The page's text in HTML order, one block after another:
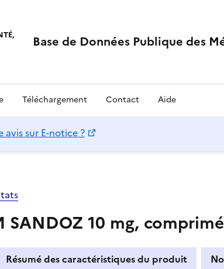
Base de Données Publique des
Téléchargement Contact Aide
avis sur E-notice ?
SANDOZ 10 mg,
Résumé des caractéristiques du produit